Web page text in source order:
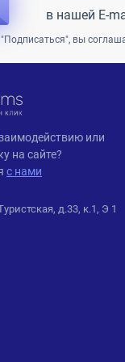
в нашей E-
вы
или
на сайте?
с нами
д.33, к.1, Э 1